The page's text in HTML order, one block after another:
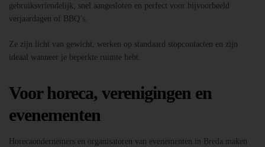
gebruiksvriendelijk, snel aangesloten en perfect voor bijvoorbeeld
verjaardagen of BBQ’s.
Ze zijn licht van gewicht, werken op standaard stopcontacten en zijn
ideaal wanneer je beperkte ruimte hebt.
Voor horeca, verenigingen en
evenementen
Horecaondernemers en organisatoren van evenementen in Breda maken